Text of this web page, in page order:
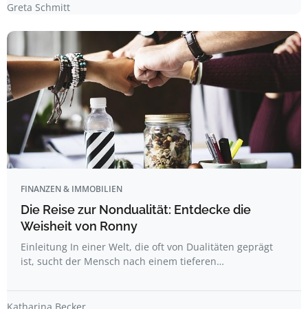
Greta Schmitt
FINANZEN & IMMOBILIEN
Die Reise zur Nondualität: Entdecke die
Weisheit von Ronny
Einleitung In einer Welt, die oft von Dualitäten geprägt
ist, sucht der Mensch nach einem tieferen…